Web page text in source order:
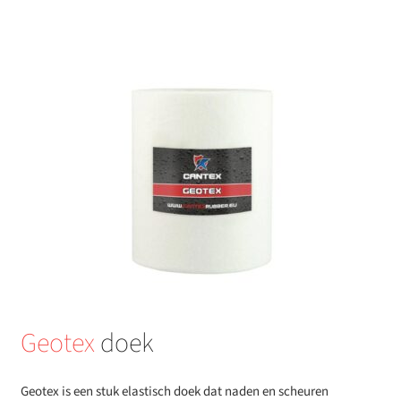
Geotexdoek
Geotex is een stuk elastisch doek dat naden en scheuren